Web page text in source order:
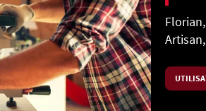
Florian,